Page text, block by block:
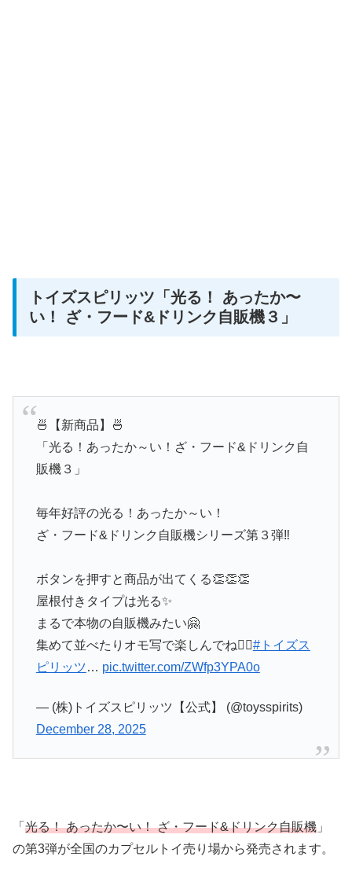
トイズスピリッツ 「光る！ あったか〜
い！ ざ・フード&ドリンク自販機３」
🍜【新商品】🍜
「光る！あったか～い！ざ・フード&ドリンク自
販機３」
毎年好評の光る！あったか～い！
ざ・フード&ドリンク自販機シリーズ第３弾‼️
ボタンを押すと商品が出てくる👏👏👏
屋根付きタイプは光る✨
まるで本物の自販機みたい🤗
集めて並べたりオモ写で楽しんでね💁‍♀️#トイズス
ピリッツ… pic.twitter.com/ZWfp3YPA0o
— (株)トイズスピリッツ【公式】 (@toysspirits)
December 28, 2025
「 光る！ あったか〜い！ ざ・フード&ドリンク自販機 」
の第3弾が全国のカプセルトイ売り場から発売されます。